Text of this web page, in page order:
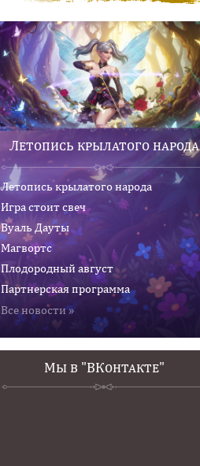
Летопись крылатого народа
Летопись крылатого народа
Игра стоит свеч
Вуаль Дауты
Магвортс
Плодородный август
Партнерская программа
Все новости »
Мы в "ВКонтакте"